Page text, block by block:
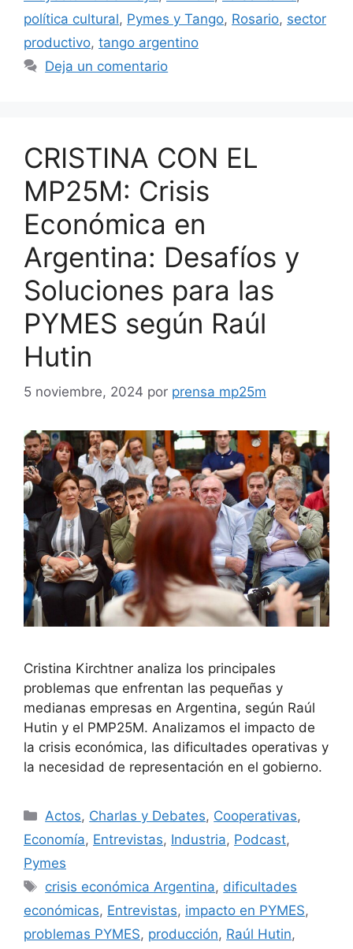
política cultural, Pymes y Tango, Rosario, sector
productivo, tango argentino
Deja un comentario
CRISTINA CON EL
MP25M: Crisis
Económica en
Argentina: Desafíos y
Soluciones para las
PYMES según Raúl
Hutin
5 noviembre, 2024 por prensa mp25m
Cristina Kirchtner analiza los principales
problemas que enfrentan las pequeñas y
medianas empresas en Argentina, según Raúl
Hutin y el PMP25M. Analizamos el impacto de
la crisis económica, las dificultades operativas y
la necesidad de representación en el gobierno.
Actos, Charlas y Debates, Cooperativas,
Economía, Entrevistas, Industria, Podcast,
Pymes
crisis económica Argentina, dificultades
económicas, Entrevistas, impacto en PYMES,
problemas PYMES, producción, Raúl Hutin,